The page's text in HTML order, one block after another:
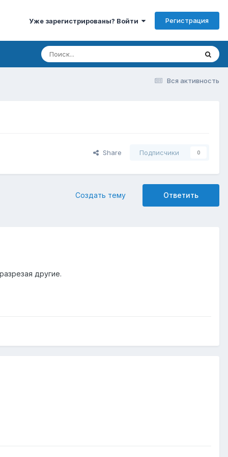
Уже зарегистрированы? Войти Регистрация
Вся активность
Share Подписчики 0
Ответить
Создать тему
другие.